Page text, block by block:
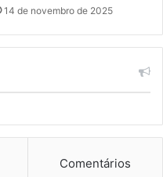
14 de novembro de 2025
Comentários